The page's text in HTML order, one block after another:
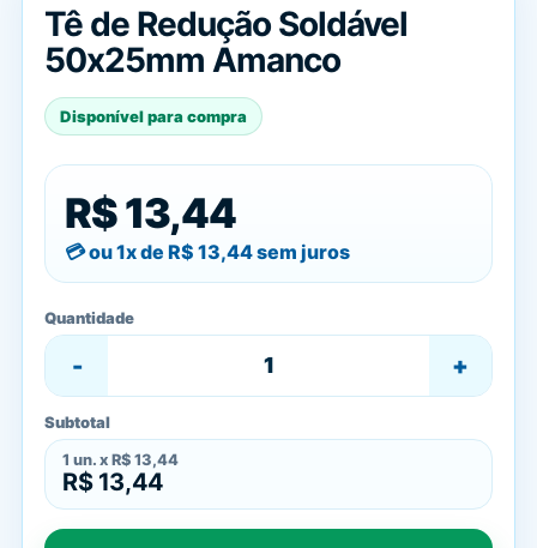
Tê de Redução Soldável
50x25mm Amanco
Disponível para compra
R$ 13,44
ou 1x de R$ 13,44sem juros
Quantidade
- +
Subtotal
1 un. x R$ 13,44
R$ 13,44